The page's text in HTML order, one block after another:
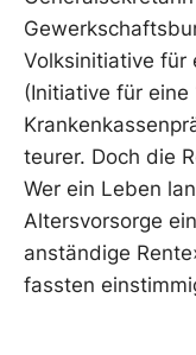
Volksinitiative für
(Initiative für eine
teurer. Doch die
Wer ein Leben
Altersvorsorge
anständige
fassten